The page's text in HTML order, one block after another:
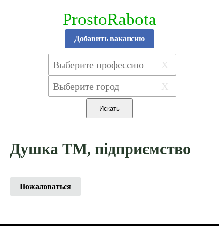
ProstoRabota
Добавить вакансию
X
X
Душка ТМ, підприємство
Пожаловаться